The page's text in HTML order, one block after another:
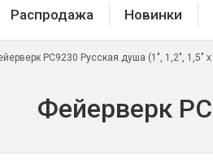
Дневные
Распродажа Новинки
РС9230 Русская душа (1", 1,2", 1,5" х
Фейерверк